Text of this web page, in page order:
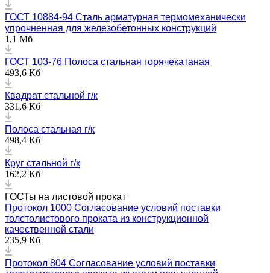
ГОСТ 10884-94 Сталь арматурная термомеханически
упрочненная для железобетонных конструкций
1,1 Мб
ГОСТ 103-76 Полоса стальная горячекатаная
493,6 Кб
Квадрат стальной г/к
331,6 Кб
Полоса стальная г/к
498,4 Кб
Круг стальной г/к
162,2 Кб
ГОСТы на листовой прокат
Протокол 1000 Согласование условий поставки
толстолистового проката из конструкционной
качественной стали
235,9 Кб
Протокол 804 Согласование условий поставки